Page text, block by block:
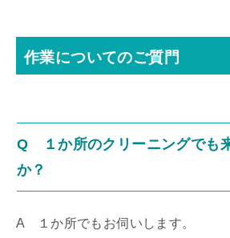
作業についてのご質門
Q １か所のクリーニングでも
か？
A １か所でもお伺いします。